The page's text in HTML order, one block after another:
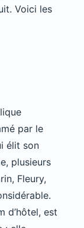
Voici les
par le
élit son
plusieurs
Fleury,
d’hôtel, est